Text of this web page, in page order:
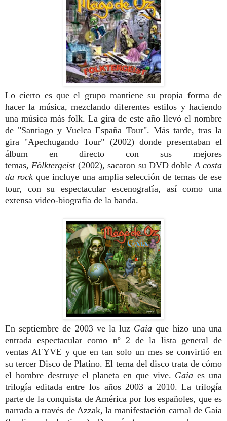
Lo cierto es que el grupo mantiene su propia forma de
hacer la música, mezclando diferentes estilos y haciendo
una música más folk. La gira de este año llevó el nombre
de "Santiago y Vuelca España Tour". Más tarde, tras la
gira "Apechugando Tour" (2002) donde presentaban el
álbum en directo con sus mejores
temas,Fölktergeist (2002), sacaron su DVD dobleA costa
da rockque incluye una amplia selección de temas de ese
tour, con su espectacular escenografía, así como una
extensa video-biografía de la banda.
En septiembre de 2003 ve la luz Gaiaque hizo una una
entrada espectacular como nº 2 de la lista general de
ventas AFYVE y que en tan solo un mes se convirtió en
su tercer Disco de Platino. El tema del disco trata de cómo
el hombre destruye el planeta en que vive. Gaia es una
trilogía editada entre los años 2003 a 2010. La trilogía
parte de la conquista de América por los españoles, que es
narrada a través de Azzak, la manifestación carnal de Gaia